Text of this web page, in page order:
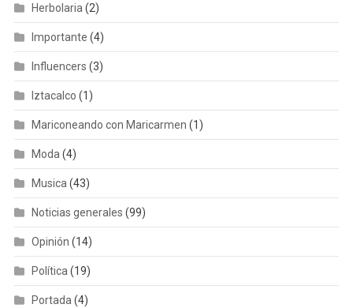
Herbolaria (2)
Importante (4)
Influencers (3)
Iztacalco (1)
Mariconeando con Maricarmen (1)
Moda (4)
Musica (43)
Noticias generales (99)
Opinión (14)
Política (19)
Portada (4)